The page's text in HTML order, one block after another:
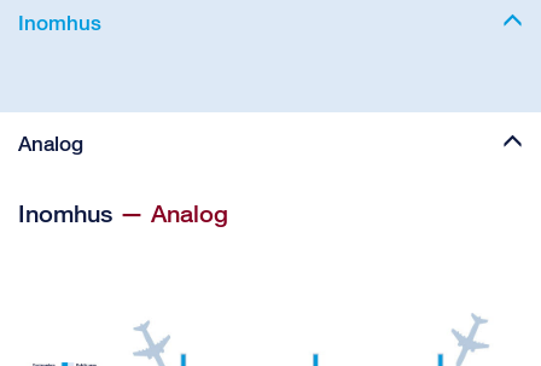
Inomhus
Analog
Inomhus — Analog